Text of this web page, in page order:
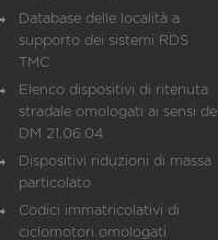
Database delle località a
supporto dei sistemi RDS
TMC
Elenco dispositivi di ritenuta
stradale omologati ai sensi del
DM 21.06.04
Dispositivi riduzioni di massa
particolato
Codici immatricolativi di
ciclomotori omologati